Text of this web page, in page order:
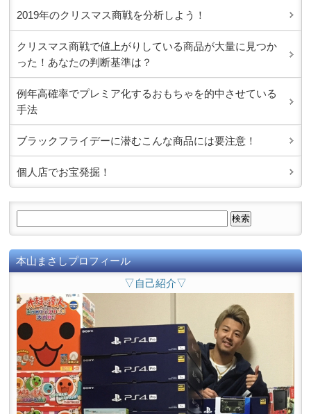
2019年のクリスマス商戦を分析しよう！
クリスマス商戦で値上がりしている商品が大量に見つか
った！あなたの判断基準は？
例年高確率でプレミア化するおもちゃを的中させている
手法
ブラックフライデーに潜むこんな商品には要注意！
個人店でお宝発掘！
本山まさしプロフィール
▽自己紹介▽